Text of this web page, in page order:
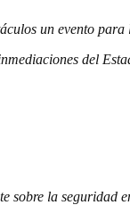
un evento
del
la seguridad